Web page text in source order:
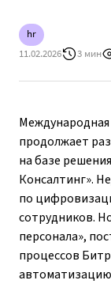
hr
11.02.2026
3 мин
Международная
продолжает
на базе решения
Консалтинг».
по
сотрудников.
персонала»,
процессов